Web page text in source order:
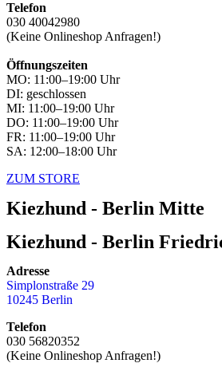
Telefon
030 40042980
(Keine Onlineshop Anfragen!)
Öffnungszeiten
MO: 11:00–19:00 Uhr
DI: geschlossen
MI: 11:00–19:00 Uhr
DO: 11:00–19:00 Uhr
FR: 11:00–19:00 Uhr
SA: 12:00–18:00 Uhr
ZUM STORE
Kiezhund - Berlin Mitte
Kiezhund - Berlin
Adresse
Simplonstraße 29
10245 Berlin
Telefon
030 56820352
(Keine Onlineshop Anfragen!)